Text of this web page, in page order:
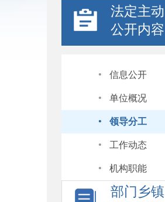
法定主动
公开内容
· 信息公开
· 单位概况
· 领导分工
· 工作动态
· 机构职能
部门乡镇